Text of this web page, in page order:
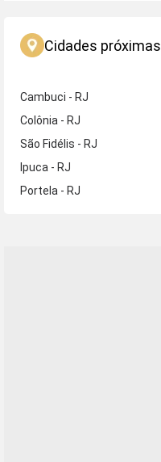
Cidades próximas
Cambuci - RJ
Colônia - RJ
São Fidélis - RJ
Ipuca - RJ
Portela - RJ